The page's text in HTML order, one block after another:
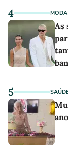
4 MODA
As
5